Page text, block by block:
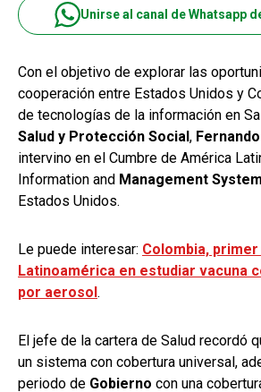
Unirse al canal de Whatsapp
Con el objetivo de explorar las
cooperación entre Estados Unidos y
de tecnologías de la información en
Salud y Protección Social,
intervino en el Cumbre de América
Information and Management
Estados Unidos.
Le puede interesar: Colombia,
Latinoamérica en estudiar vacuna
por aerosol.
El jefe de la cartera de Salud recordó
un sistema con cobertura universal,
periodo de Gobierno con una